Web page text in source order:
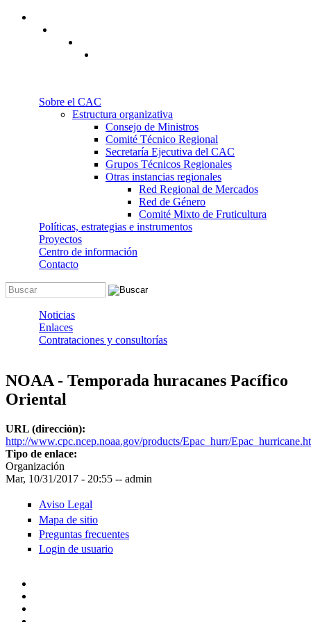
Pasar al contenido principal
Sobre el CAC
Estructura organizativa
Consejo de Ministros
Comité Técnico Regional
Secretaría Ejecutiva del CAC
Grupos Técnicos Regionales
Otras instancias regionales
Red Regional de Mercados
Red de Género
Comité Mixto de Fruticultura
Políticas, estrategias e instrumentos
Proyectos
Centro de información
Contacto
Buscar
Noticias
Enlaces
Contrataciones y consultorías
NOAA - Temporada huracanes Pacífico
Oriental
URL (dirección):
http://www.cpc.ncep.noaa.gov/products/Epac_hurr/
Tipo de enlace:
Organización
Mar, 10/31/2017 - 20:55 -- admin
Aviso Legal
Mapa de sitio
Preguntas frecuentes
Login de usuario